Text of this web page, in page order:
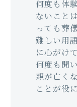
何度も体
ないこと
っても葬
難しい用
に心がけ
何度も聞
親が亡く
ことが役